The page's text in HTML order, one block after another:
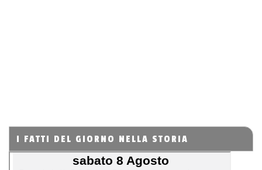
I FATTI DEL GIORNO NELLA STORIA